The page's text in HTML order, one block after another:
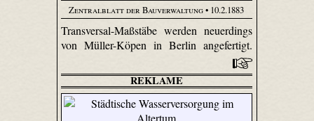
Zentralblatt der Bauverwaltung• 10.2.1883
Transversal-Maßstäbe werden neuerdings
von Müller-Köpen in Berlin angefertigt.
REKLAME